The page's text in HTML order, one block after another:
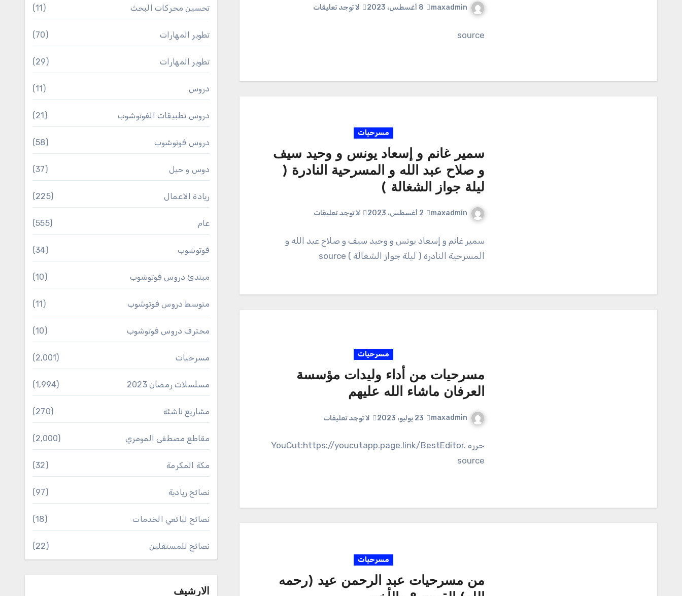
maxadmin 8 أغسطس، 2023 لا توجد تعليقات
source
مسرحيات
سمير غانم و إسعاد يونس و وحيد سيف
و صلاح عبد الله و المسرحية النادرة (
ليلة جواز الشغالة )
maxadmin 2 أغسطس، 2023 لا توجد تعليقات
سمير غانم و إسعاد يونس و وحيد سيف و صلاح عبد الله و
المسرحية النادرة ( ليلة جواز الشغالة ) source
مسرحيات
مسرحيات من أداء وليدات مؤسسة
العرفان ماشاء الله عليهم
maxadmin 23 يوليو، 2023 لا توجد تعليقات
حرره YouCut:https://youcutapp.page.link/BestEditor.
source
مسرحيات
من مسرحيات عبد الرحمن عيد (رحمه
تحسين محركات البحث (11)
تطوير المهارات (70)
تطوير المهارات (29)
دروس (11)
دروس تطبيقات الفوتوشوب (21)
دروس فوتوشوب (58)
دوس و حيل (37)
ريادة الاعمال (225)
عام (555)
فوتوشوب (34)
مبتدئ دروس فوتوشوب (10)
متوسط دروس فوتوشوب (11)
محترف دروس فوتوشوب (10)
مسرحيات (2٬001)
مسلسلات رمضان 2023 (1٬994)
مشاريع ناشئة (270)
مقاطع مصطفى المومري (2٬000)
مكة المكرمة (32)
نصائح ريادية (97)
نصائح لبائعي الخدمات (18)
نصائح للمستقلين (22)
الارشيف